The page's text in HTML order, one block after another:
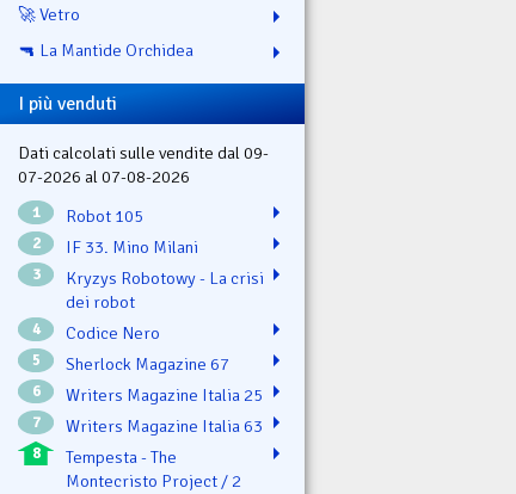
🚀 Vetro
🔫 La Mantide Orchidea
I più venduti
Dati calcolati sulle vendite dal 09-
07-2026 al 07-08-2026
1 Robot 105
2 IF 33. Mino Milani
3
Kryzys Robotowy - La crisi
dei robot
4 Codice Nero
5 Sherlock Magazine 67
6 Writers Magazine Italia 25
7 Writers Magazine Italia 63
8
Tempesta - The
Montecristo Project / 2